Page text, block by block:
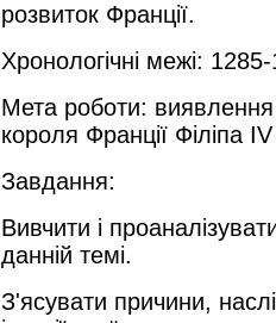
розвиток Франції.
Хронологічні межі:
Мета роботи: виявлення
короля Франції Філіпа
Завдання:
Вивчити і
данній темі.
З'ясувати причини,